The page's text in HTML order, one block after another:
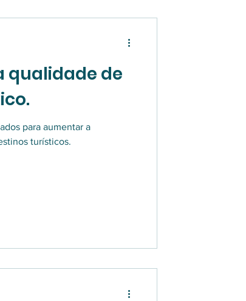
qualidade de
para aumentar a
turísticos.